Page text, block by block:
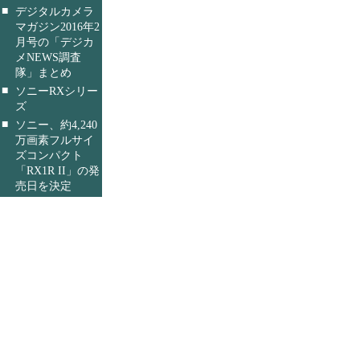
■ デジタルカメラ
マガジン2016年2
月号の「デジカ
メNEWS調査
隊」まとめ
■
ソニーRXシリー
ズ
■
ソニー、約4,240
万画素フルサイ
ズコンパクト
「RX1R II」の発
売日を決定